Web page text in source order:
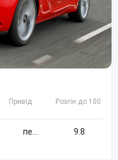
Привід Розгін до 100 км/
передній 9.8